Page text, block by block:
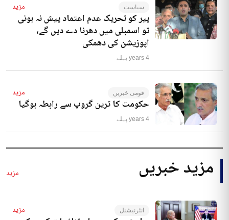
سیاست مزید
پیر کو تحریک عدم اعتماد پیش نہ ہوئی
تو اسمبلی میں دھرنا دے دیں گے،
اپوزیشن کی دھمکی
4 years پہلے
قومی خبریں مزید
حکومت کا ترین گروپ سے رابطہ ہوگیا
4 years پہلے
مزید خبریں مزید
انٹرنیشنل مزید